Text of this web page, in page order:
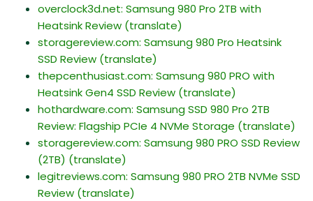
overclock3d.net: Samsung 980 Pro 2TB with
Heatsink Review (translate)
storagereview.com: Samsung 980 Pro Heatsink
SSD Review (translate)
thepcenthusiast.com: Samsung 980 PRO with
Heatsink Gen4 SSD Review (translate)
hothardware.com: Samsung SSD 980 Pro 2TB
Review: Flagship PCIe 4 NVMe Storage (translate)
storagereview.com: Samsung 980 PRO SSD Review
(2TB) (translate)
legitreviews.com: Samsung 980 PRO 2TB NVMe SSD
Review (translate)